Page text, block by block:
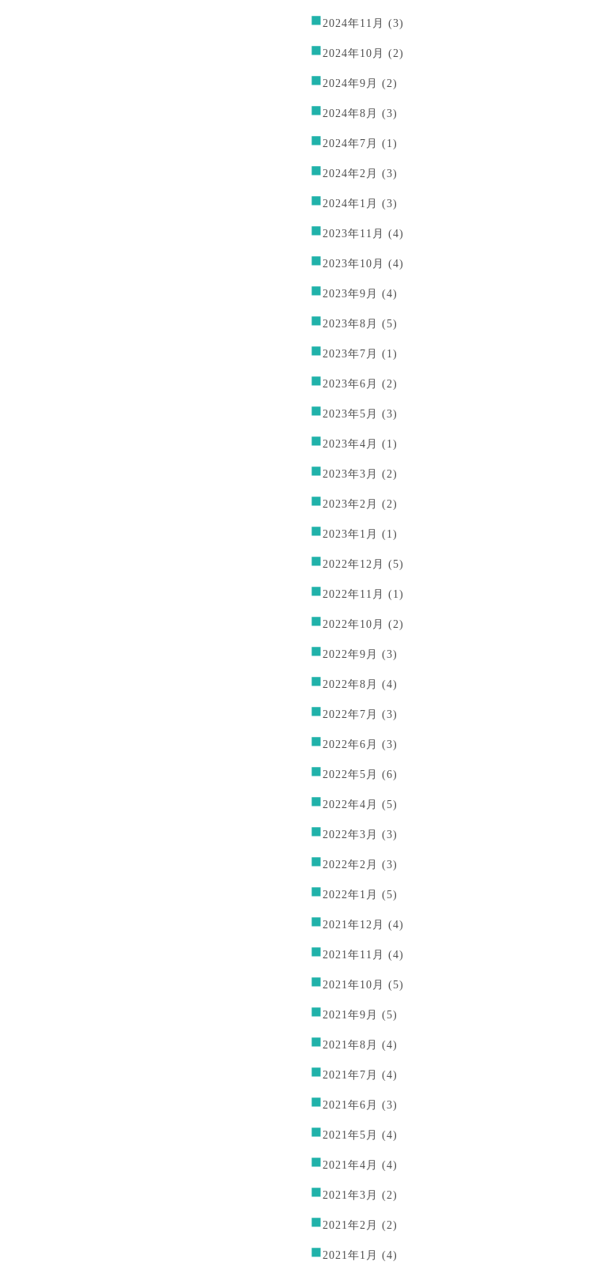
2024年11月 (3)
2024年10月 (2)
2024年9月 (2)
2024年8月 (3)
2024年7月 (1)
2024年2月 (3)
2024年1月 (3)
2023年11月 (4)
2023年10月 (4)
2023年9月 (4)
2023年8月 (5)
2023年7月 (1)
2023年6月 (2)
2023年5月 (3)
2023年4月 (1)
2023年3月 (2)
2023年2月 (2)
2023年1月 (1)
2022年12月 (5)
2022年11月 (1)
2022年10月 (2)
2022年9月 (3)
2022年8月 (4)
2022年7月 (3)
2022年6月 (3)
2022年5月 (6)
2022年4月 (5)
2022年3月 (3)
2022年2月 (3)
2022年1月 (5)
2021年12月 (4)
2021年11月 (4)
2021年10月 (5)
2021年9月 (5)
2021年8月 (4)
2021年7月 (4)
2021年6月 (3)
2021年5月 (4)
2021年4月 (4)
2021年3月 (2)
2021年2月 (2)
2021年1月 (4)